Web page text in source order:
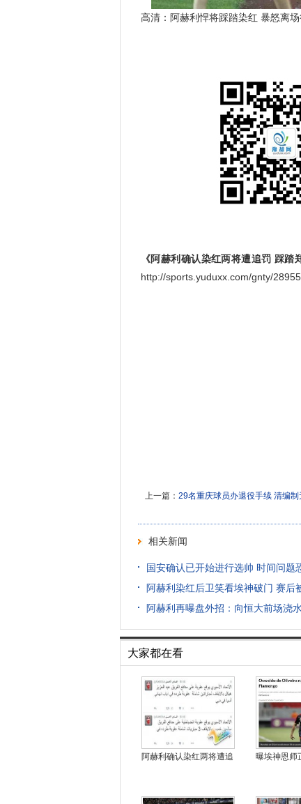
高清：阿赫利悍将踩踏染红 暴怒离场
《阿赫利确认染红两将遭追罚 踩踏
http://sports.yuduxx.com/gnty/
上一篇： 29名重庆球员办退役手续 清编
相关新闻
国安确认已开始进行选帅 时间问题
阿赫利染红后卫笑看埃神破门 赛后
阿赫利再曝盘外招：向恒大前场浇
大家都在看
阿赫利确认染红两将遭追 曝埃神恩师